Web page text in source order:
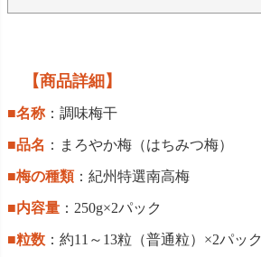
【商品詳細】
■名称：調味梅干
■品名 ：まろやか梅（はちみつ梅）
■梅の種類：紀州特選南高梅
■内容量 ：250g×2パック
■粒数 ：約11～13粒（普通粒）×2パック